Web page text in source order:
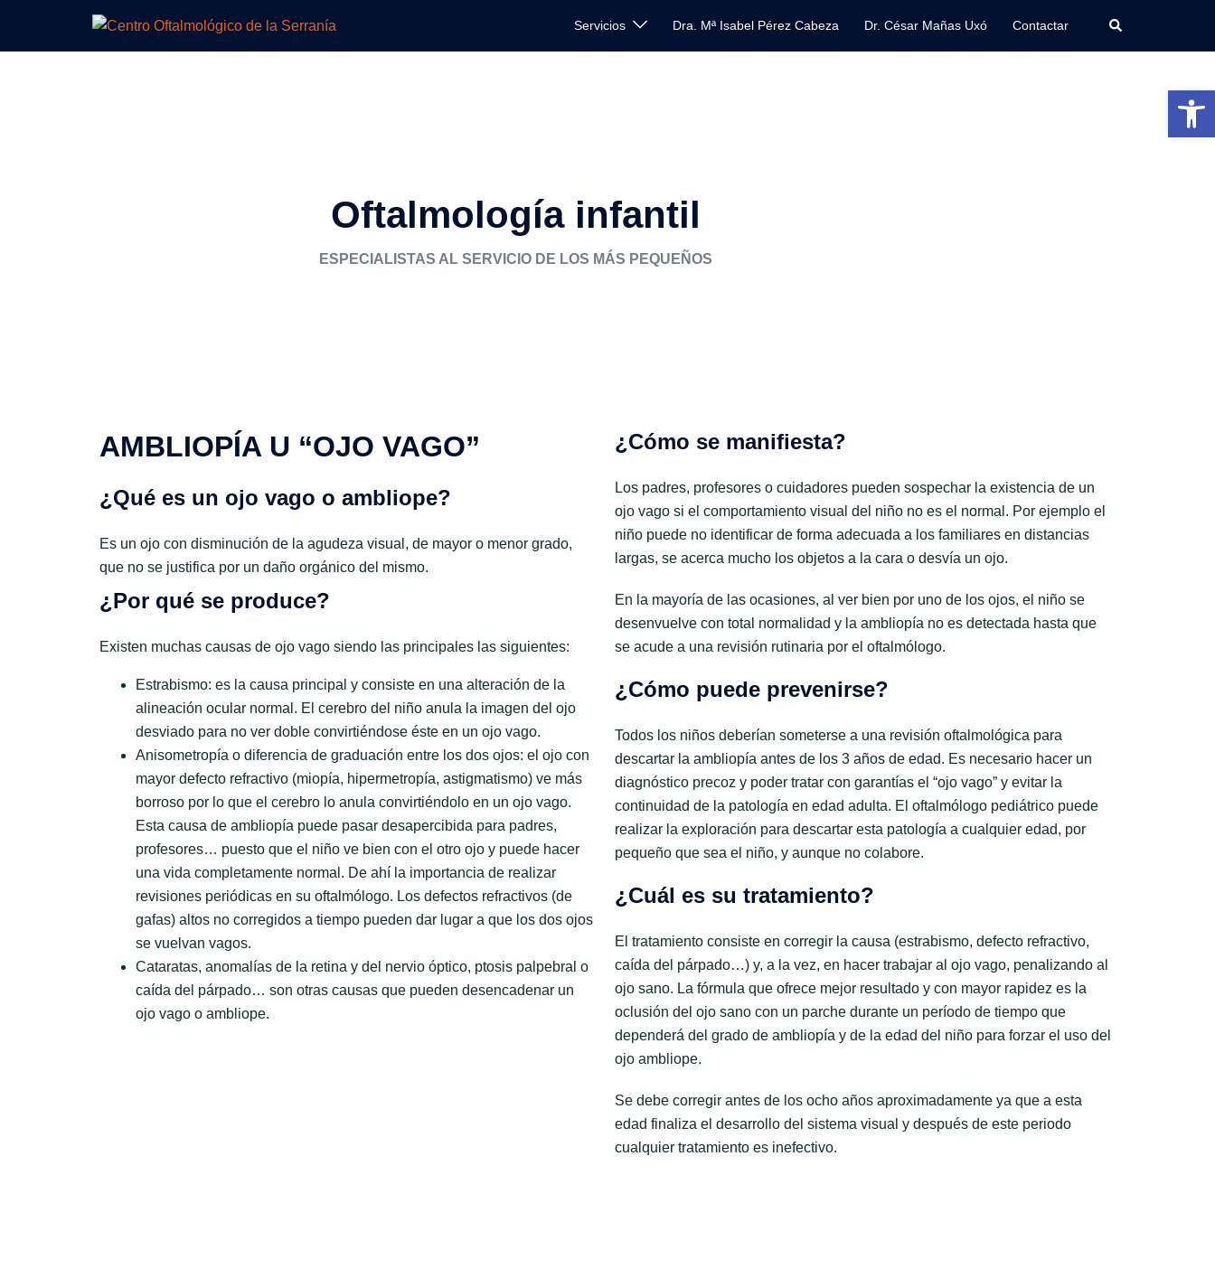
Abrir
Servicios Dra. Mª Isabel Pérez Cabeza Dr. César Mañas Uxó Contactar
Oftalmología infantil
ESPECIALISTAS AL SERVICIO DE LOS MÁS PEQUEÑOS
AMBLIOPÍA U “OJO VAGO”
¿Qué es un ojo vago o ambliope?
Es un ojo con disminución de la agudeza visual, de mayor o menor grado,
que no se justifica por un daño orgánico del mismo.
¿Por qué se produce?
Existen muchas causas de ojo vago siendo las principales las siguientes:
Estrabismo: es la causa principal y consiste en una alteración de la
alineación ocular normal. El cerebro del niño anula la imagen del ojo
desviado para no ver doble convirtiéndose éste en un ojo vago.
Anisometropía o diferencia de graduación entre los dos ojos: el ojo con
mayor defecto refractivo (miopía, hipermetropía, astigmatismo) ve más
borroso por lo que el cerebro lo anula convirtiéndolo en un ojo vago.
Esta causa de ambliopía puede pasar desapercibida para padres,
profesores… puesto que el niño ve bien con el otro ojo y puede hacer
una vida completamente normal. De ahí la importancia de realizar
revisiones periódicas en su oftalmólogo. Los defectos refractivos (de
gafas) altos no corregidos a tiempo pueden dar lugar a que los dos ojos
se vuelvan vagos.
Cataratas, anomalías de la retina y del nervio óptico, ptosis palpebral o
caída del párpado… son otras causas que pueden desencadenar un
ojo vago o ambliope.
¿Cómo se manifiesta?
Los padres, profesores o cuidadores pueden sospechar la existencia de un
ojo vago si el comportamiento visual del niño no es el normal. Por ejemplo el
niño puede no identificar de forma adecuada a los familiares en distancias
largas, se acerca mucho los objetos a la cara o desvía un ojo.
En la mayoría de las ocasiones, al ver bien por uno de los ojos, el niño se
desenvuelve con total normalidad y la ambliopía no es detectada hasta que
se acude a una revisión rutinaria por el oftalmólogo.
¿Cómo puede prevenirse?
Todos los niños deberían someterse a una revisión oftalmológica para
descartar la ambliopía antes de los 3 años de edad. Es necesario hacer un
diagnóstico precoz y poder tratar con garantías el “ojo vago” y evitar la
continuidad de la patología en edad adulta. El oftalmólogo pediátrico puede
realizar la exploración para descartar esta patología a cualquier edad, por
pequeño que sea el niño, y aunque no colabore.
¿Cuál es su tratamiento?
El tratamiento consiste en corregir la causa (estrabismo, defecto refractivo,
caída del párpado…) y, a la vez, en hacer trabajar al ojo vago, penalizando al
ojo sano. La fórmula que ofrece mejor resultado y con mayor rapidez es la
oclusión del ojo sano con un parche durante un período de tiempo que
dependerá del grado de ambliopía y de la edad del niño para forzar el uso del
ojo ambliope.
Se debe corregir antes de los ocho años aproximadamente ya que a esta
edad finaliza el desarrollo del sistema visual y después de este periodo
cualquier tratamiento es inefectivo.